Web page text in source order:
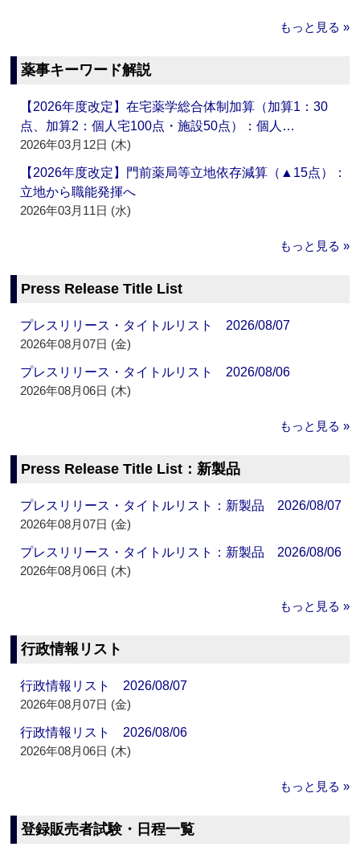
もっと見る »
薬事キーワード解説
【2026年度改定】在宅薬学総合体制加算（加算1：30
点、加算2：個人宅100点・施設50点）：個人…
2026年03月12日 (木)
【2026年度改定】門前薬局等立地依存減算（▲15点）：
立地から職能発揮へ
2026年03月11日 (水)
もっと見る »
Press Release Title List
プレスリリース・タイトルリスト 2026/08/07
2026年08月07日 (金)
プレスリリース・タイトルリスト 2026/08/06
2026年08月06日 (木)
もっと見る »
Press Release Title List：新製品
プレスリリース・タイトルリスト：新製品 2026/08/07
2026年08月07日 (金)
プレスリリース・タイトルリスト：新製品 2026/08/06
2026年08月06日 (木)
もっと見る »
行政情報リスト
行政情報リスト 2026/08/07
2026年08月07日 (金)
行政情報リスト 2026/08/06
2026年08月06日 (木)
もっと見る »
登録販売者試験・日程一覧